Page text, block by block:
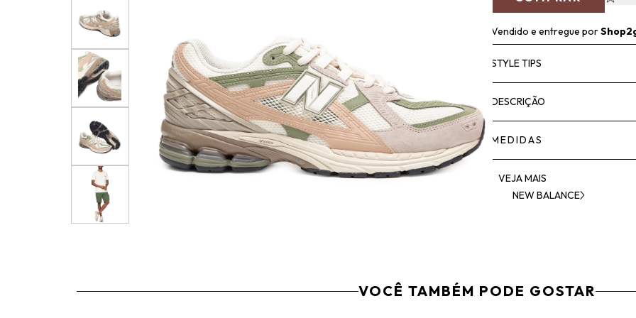
Vendido e entregue por
STYLE TIPS
DESCRIÇÃO
MEDIDAS
VEJA MAIS
NEW BALANCE
VOCÊ TAMBÉM PODE GOSTAR